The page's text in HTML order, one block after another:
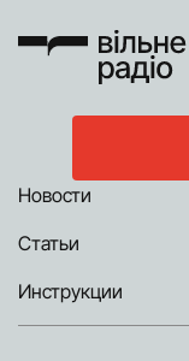
Новости
Статьи
Инструкции